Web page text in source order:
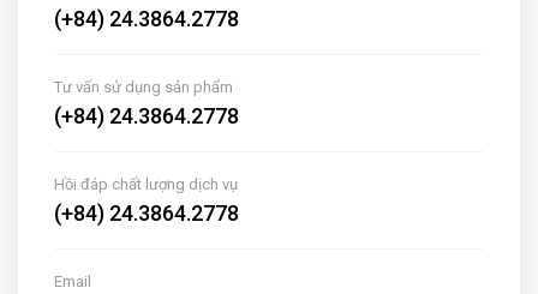
(+84) 24.3864.2778
Tư vấn sử dụng sản phẩm
(+84) 24.3864.2778
Hồi đáp chất lượng dịch vụ
(+84) 24.3864.2778
Email